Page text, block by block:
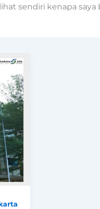
sendiri kenapa